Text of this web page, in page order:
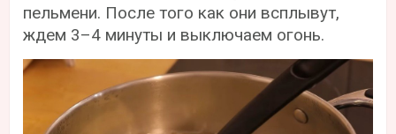
пельмени. После того как они всплывут,
ждем 3–4 минуты и выключаем огонь.